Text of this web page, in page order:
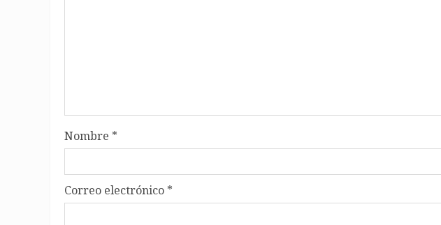
Nombre *
Correo electrónico *